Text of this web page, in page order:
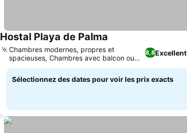
Hostal Playa de Palma
8,8Excellent
Chambres modernes, propres et
spacieuses, Chambres avec balcon ou
terrasse privés
Sélectionnez des dates pour voir les prix exacts